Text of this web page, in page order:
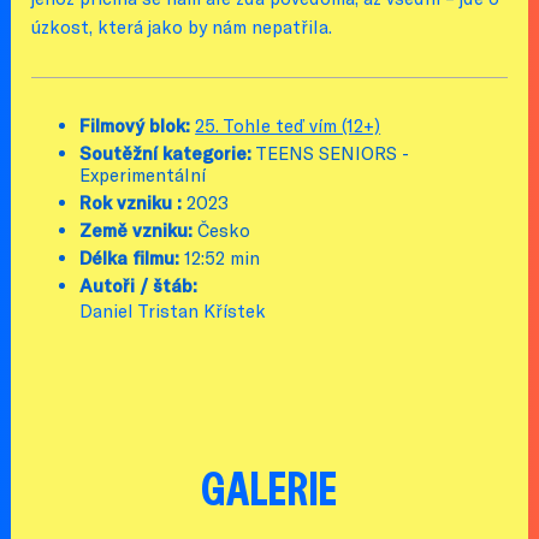
úzkost, která jako by nám nepatřila.
Filmový blok:25. Tohle teď vím (12+)
Soutěžní kategorie: TEENS SENIORS -
Experimentální
Rok vzniku : 2023
Země vzniku: Česko
Délka filmu: 12:52 min
Autoři / štáb:
Daniel Tristan Křístek
GALERIE